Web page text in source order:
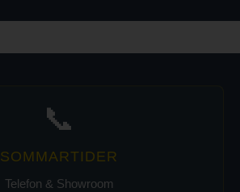
📞
SOMMARTIDER
Telefon & Showroom